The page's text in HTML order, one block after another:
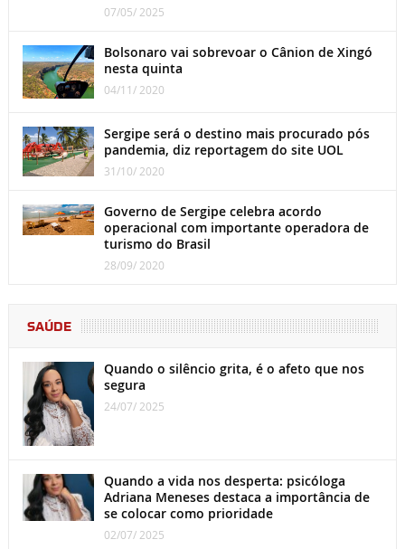
07/05/ 2025
Bolsonaro vai sobrevoar o Cânion de Xingó
nesta quinta
04/11/ 2020
Sergipe será o destino mais procurado pós
pandemia, diz reportagem do site UOL
31/10/ 2020
Governo de Sergipe celebra acordo
operacional com importante operadora de
turismo do Brasil
28/09/ 2020
SAÚDE
Quando o silêncio grita, é o afeto que nos
segura
24/07/ 2025
Quando a vida nos desperta: psicóloga
Adriana Meneses destaca a importância de
se colocar como prioridade
02/07/ 2025